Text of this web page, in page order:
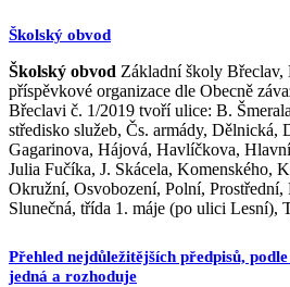
Školský obvod
Školský obvod Základní školy Břeclav,
příspěvkové organizace dle Obecně
Břeclavi č. 1/2019 tvoří ulice: B.
středisko služeb, Čs. armády,
Gagarinova, Hájová, Havlíčkova,
Julia Fučíka, J. Skácela, Komenského,
Okružní, Osvobození, Polní, Prostřední,
Slunečná, třída 1. máje (po ulici Lesní),
Přehled nejdůležitějších předpisů,
jedná a rozhoduje